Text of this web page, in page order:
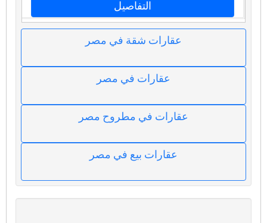
التفاصيل
عقارات شقة في مصر
عقارات في مصر
عقارات في مطروح مصر
عقارات بيع في مصر